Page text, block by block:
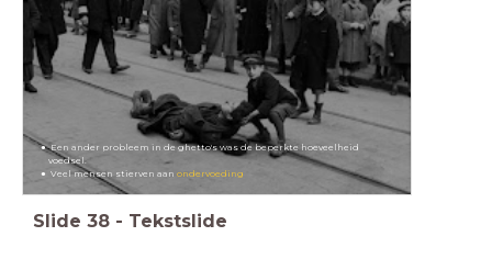
Een ander probleem in de ghetto's was de beperkte hoeveelheid
voedsel.
Veel mensen stierven aanondervoeding
Slide 38 - Tekstslide